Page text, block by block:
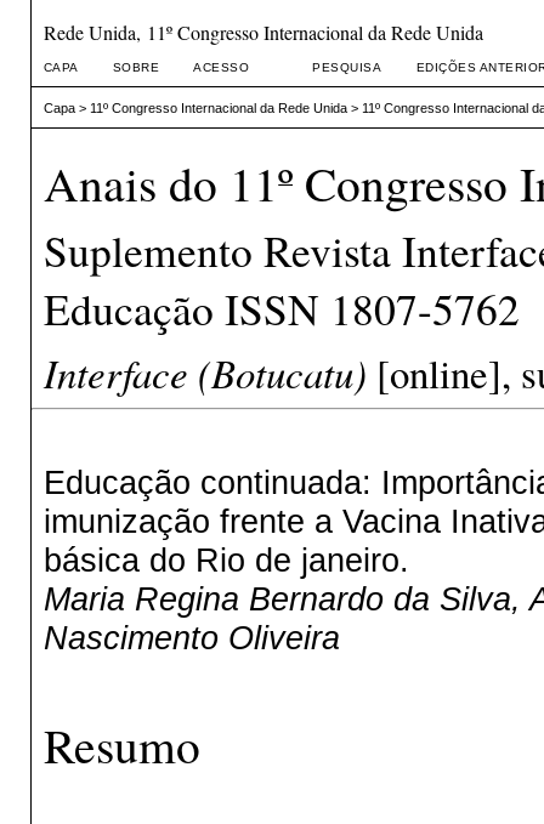
Rede Unida, 11º Congresso Internacional da Rede Unida
CAPA SOBRE ACESSO PESQUISA EDIÇÕES
Capa> 11º Congresso Internacional da Rede Unida> 11º Congresso Internacional
Anais do 11º Congresso
Suplemento Revista
Educação ISSN 1807-5762
Interface (Botucatu) [online],
Educação continuada:
imunização frente a Vacina
básica do Rio de janeiro.
Maria Regina Bernardo da Silva,
Nascimento Oliveira
Resumo